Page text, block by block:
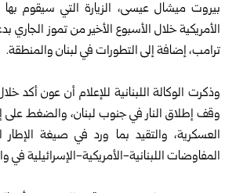
بيروت ميشال عيسى، الزيارة التي سيقوم بها
الأمريكية خلال الأسبوع الأخير من تموز الجاري
ترامب، إضافة إلى التطورات في لبنان والمنطقة.
وذكرت الوكالة اللبنانية للإعلام أن عون أكد
وقف إطلاق النار في جنوب لبنان، والضغط على
العسكرية، والتقيد بما ورد في صيغة الإطار
المفاوضات اللبنانية-الأمريكية-الإسرائيلية